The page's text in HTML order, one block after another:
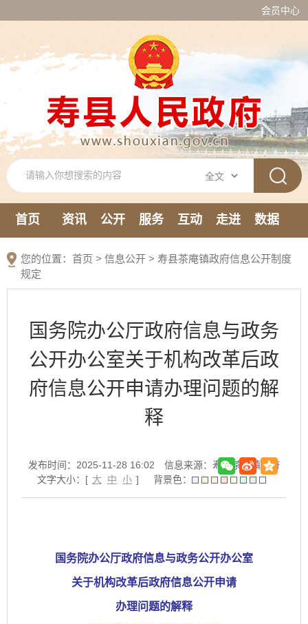
会员中心
首页 资讯 公开 服务 互动 走进
数据
您的位置： 首页 > 信息公开 > 寿县茶庵镇政府信息公开制度
规定
国务院办公厅政府信息与政务
公开办公室关于机构改革后政
府信息公开申请办理问题的解
释
发布时间：2025-11-28 16:02
信息来源：寿县茶庵镇政府
文字大小：[ 大 中 小 ] 背景色：
国务院办公厅政府信息与政务公开办公室
关于机构改革后政府信息公开申请
办理问题的解释